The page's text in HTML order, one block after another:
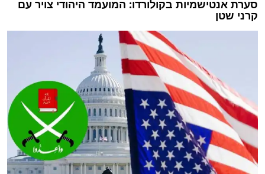
סערת אנטישמיות בקולורדו: המועמד היהודי צויר עם
קרני שטן